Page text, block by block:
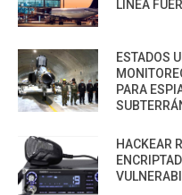
LÍNEA
ESTADOS
PARA
HACKEAR